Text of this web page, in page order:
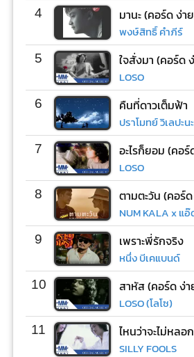
4 มานะ (คอร์ด ง่า
พงษ์สิทธิ์ คำภีร์
5 ใจสั่งมา (คอร์ด
LOSO
6 คืนที่ดาวเต็มฟ้า
ปราโมทย์ วิเลปะนะ
7 อะไรก็ยอม (คอ
LOSO
8 ตามตะวัน (คอร์
NUM KALA x แ
9 เพราะพี่รักจริง
หนึ่ง บีเคแบนด์
10 สาหัส (คอร์ด ง่
LOSO (โลโซ)
11
SILLY FOOLS